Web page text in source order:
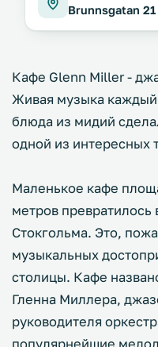
Brunnsgatan 21
Кафе Glenn Miller -
Живая музыка
блюда из мидий
одной из интересных
Маленькое кафе
метров превратилось
Стокгольма. Это,
музыкальных
столицы. Кафе
Гленна Миллера,
руководителя
популярнейшие